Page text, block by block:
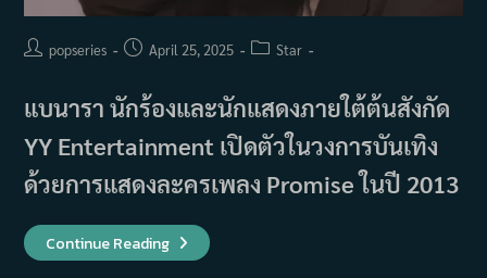
Postpopseries
PostApril 25, 2025
PostStar
แบนารา นักร้องและนักแสดงภายใต้ต้นสังกัด
YY Entertainment เปิดตัวในวงการบันเทิง
ด้วยการแสดงละครเพลง Promise ในปี 2013
Continue Readingประวัติ
และ